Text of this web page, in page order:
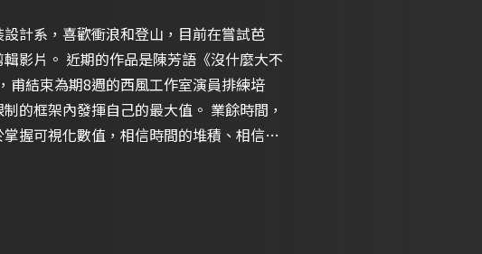
計系，喜歡衝浪和登山，目前在嘗試芭
影片。 近期的作品是陳芳語《沒什麼大不
甫結束為期8週的西風工作室演員排練培
的框架內發揮自己的最大值。 業餘時間，
握可視化數值，相信時間的堆積、相信好